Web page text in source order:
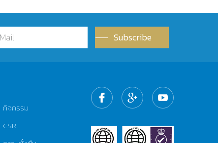
Subscribe
กิจกรรม
CSR